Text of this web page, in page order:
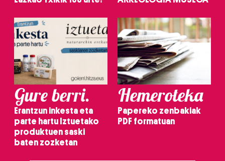
Gure berri.
Erantzun inkesta eta
parte hartu Iztuetako
produktuen saski
baten zozketan
Hemeroteka
Papereko zenbakiak
PDF formatuan